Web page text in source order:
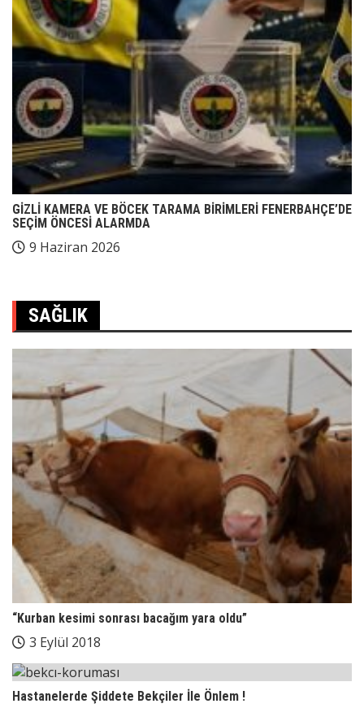
GİZLİ KAMERA VE BÖCEK TARAMA BİRİMLERİ FENERBAHÇE’DE
SEÇİM ÖNCESİ ALARMDA
9 Haziran 2026
SAĞLIK
“Kurban kesimi sonrası bacağım yara oldu”
3 Eylül 2018
Hastanelerde Şiddete Bekçiler İle Önlem !